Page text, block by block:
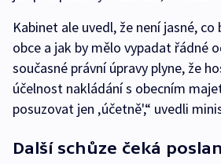
Kabinet ale uvedl, že není jasné,
obce a jak by mělo vypadat řádné
současné právní úpravy plyne, že
účelnost nakládání s obecním
posuzovat jen ‚účetně',“ uvedli
Další schůze čeká